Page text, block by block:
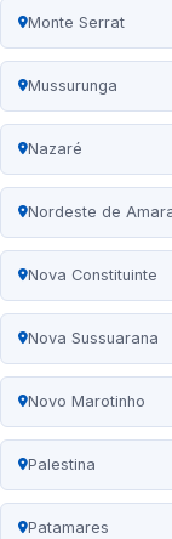
Monte Serrat
Mussurunga
Nazaré
Nordeste de
Nova Constituinte
Nova Sussuarana
Novo Marotinho
Palestina
Patamares